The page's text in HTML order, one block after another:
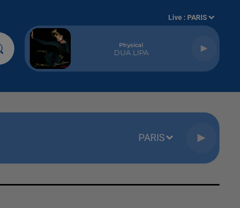
Live : PARIS
Physical
DUA LIPA
PARIS